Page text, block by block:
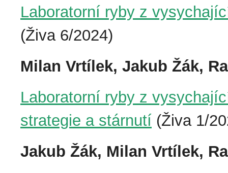
Laboratorní ryby z
(Živa 6/2024)
Milan Vrtílek, Jakub Žák,
Laboratorní ryby z
strategie a stárnutí (Živa 1/
Jakub Žák, Milan Vrtílek,